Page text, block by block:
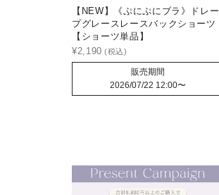
【NEW】《ぷにぷにブラ》ドレー
プグレースレースバックショーツ
【ショーツ単品】
¥2,190
販売期間
2026/07/22 12:00〜